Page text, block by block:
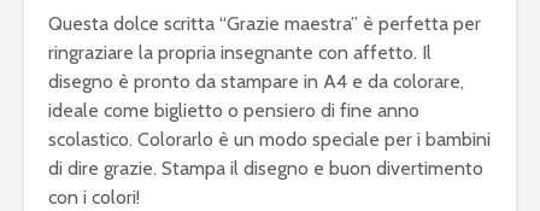
Questa dolce scritta “Grazie maestra” è perfetta per
ringraziare la propria insegnante con affetto. Il
disegno è pronto da stampare in A4 e da colorare,
ideale come biglietto o pensiero di fine anno
scolastico. Colorarlo è un modo speciale per i bambini
di dire grazie. Stampa il disegno e buon divertimento
con i colori!